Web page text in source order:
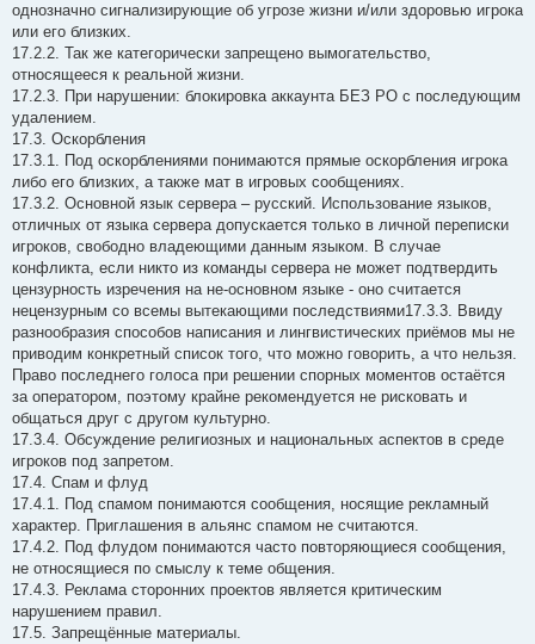
однозначно сигнализирующие об угрозе жизни и/или здоровью игрока
или его близких.
17.2.2. Так же категорически запрещено вымогательство,
относящееся к реальной жизни.
17.2.3. При нарушении: блокировка аккаунта БЕЗ РО с последующим
удалением.
17.3. Оскорбления
17.3.1. Под оскорблениями понимаются прямые оскорбления игрока
либо его близких, а также мат в игровых сообщениях.
17.3.2. Основной язык сервера – русский. Использование языков,
отличных от языка сервера допускается только в личной переписки
игроков, свободно владеющими данным языком. В случае
конфликта, если никто из команды сервера не может подтвердить
цензурность изречения на не-основном языке - оно считается
нецензурным со всемы вытекающими последствиями17.3.3. Ввиду
разнообразия способов написания и лингвистических приёмов мы не
приводим конкретный список того, что можно говорить, а что нельзя.
Право последнего голоса при решении спорных моментов остаётся
за оператором, поэтому крайне рекомендуется не рисковать и
общаться друг с другом культурно.
17.3.4. Обсуждение религиозных и национальных аспектов в среде
игроков под запретом.
17.4. Спам и флуд
17.4.1. Под спамом понимаются сообщения, носящие рекламный
характер. Приглашения в альянс спамом не считаются.
17.4.2. Под флудом понимаются часто повторяющиеся сообщения,
не относящиеся по смыслу к теме общения.
17.4.3. Реклама сторонних проектов является критическим
нарушением правил.
17.5. Запрещённые материалы.